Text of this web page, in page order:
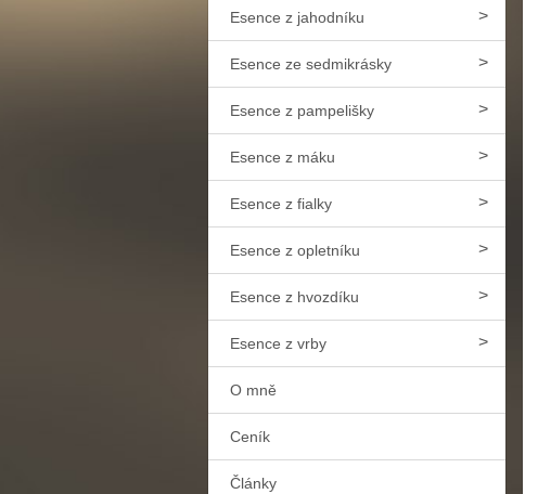
Esence z jahodníku
Esence ze sedmikrásky
Esence z pampelišky
Esence z máku
Esence z fialky
Esence z opletníku
Esence z hvozdíku
Esence z vrby
O mně
Ceník
Články